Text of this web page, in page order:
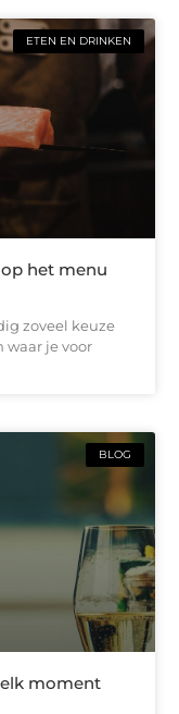
ETEN EN DRINKEN
het menu
zoveel keuze
waar je voor
BLOG
moment